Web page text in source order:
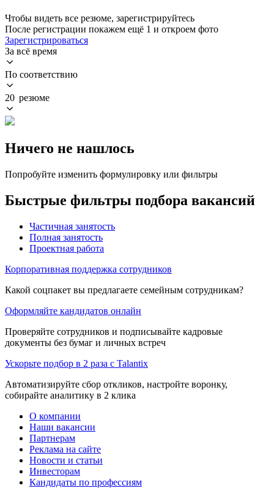
Чтобы видеть все резюме, зарегистрируйтесь
После регистрации покажем ещё 1 и откроем фото
Зарегистрироваться
За всё время
По соответствию
20 резюме
Ничего не нашлось
Попробуйте изменить формулировку или фильтры
Быстрые фильтры подбора вакансий
Частичная занятость
Полная занятость
Проектная работа
Корпоративная поддержка сотрудников
Какой соцпакет вы предлагаете семейным сотрудникам?
Оформляйте кандидатов онлайн
Проверяйте сотрудников и подписывайте кадровые
документы без бумаг и личных встреч
Ускорьте подбор в 2 раза с Talantix
Автоматизируйте сбор откликов, настройте воронку,
собирайте аналитику в 2 клика
О компании
Наши вакансии
Партнерам
Реклама на сайте
Новости и статьи
Инвесторам
Кандидаты по профессиям